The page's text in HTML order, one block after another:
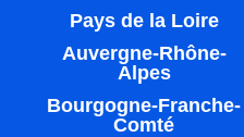
Pays de la Loire
Auvergne-Rhône-
Alpes
Bourgogne-Franche-
Comté